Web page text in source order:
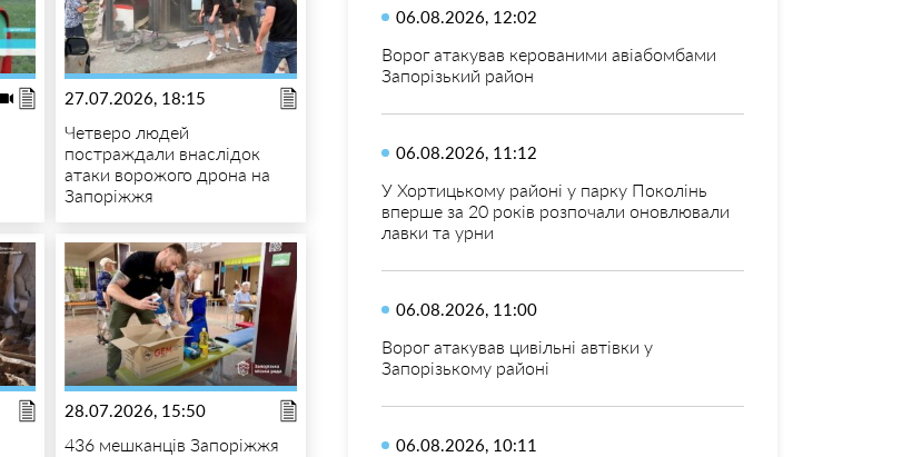
27.07.2026, 18:15
Четверо людей
постраждали внаслідок
атаки ворожого дрона на
Запоріжжя
28.07.2026, 15:50
436 мешканців Запоріжжя
06.08.2026, 12:02
Ворог атакував керованими авіабомбами
Запорізький район
06.08.2026, 11:12
У Хортицькому районі у парку Поколінь
вперше за 20 років розпочали оновлювали
лавки та урни
06.08.2026, 11:00
Ворог атакував цивільні автівки у
Запорізькому районі
06.08.2026, 10:11